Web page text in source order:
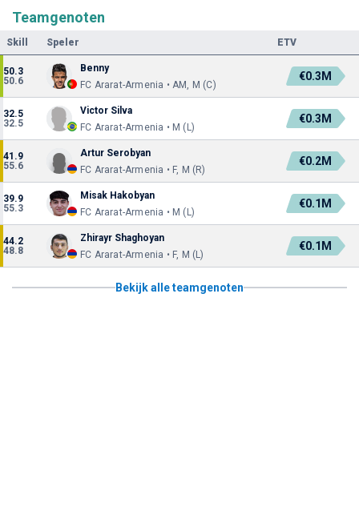
Teamgenoten
Skill Speler ETV
50.3
50.6
Benny
FC Ararat-Armenia • AM, M (C)
€0.3M
32.5
32.5
Victor Silva
FC Ararat-Armenia • M (L)
€0.3M
41.9
55.6
Artur Serobyan
FC Ararat-Armenia • F, M (R)
€0.2M
39.9
55.3
Misak Hakobyan
FC Ararat-Armenia • M (L)
€0.1M
44.2
48.8
Zhirayr Shaghoyan
FC Ararat-Armenia • F, M (L)
€0.1M
Bekijk alle teamgenoten